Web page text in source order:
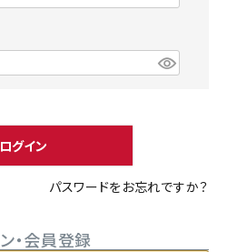
person 新規会員登録
ログイン
パスワードをお忘れですか？
・会員登録